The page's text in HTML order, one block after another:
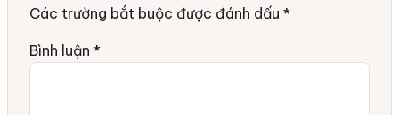
Các trường bắt buộc được đánh dấu *
Bình luận *